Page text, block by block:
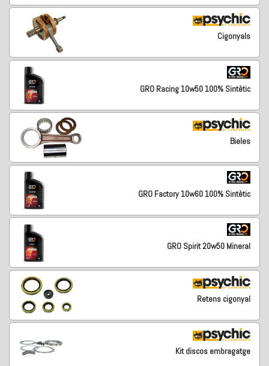
Cigonyals
GRO Racing 10w50 100% Sintètic
Bieles
GRO Factory 10w60 100% Sintètic
GRO Spirit 20w50 Mineral
Retens cigonyal
Kit discos embragatge